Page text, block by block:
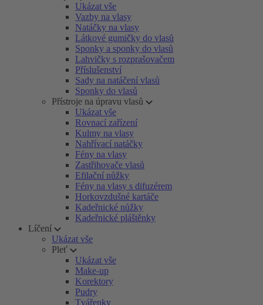
Ukázat vše
Vazby na vlasy
Natáčky na vlasy
Látkové gumičky do vlasů
Sponky a sponky do vlasů
Lahvičky s rozprašovačem
Příslušenství
Sady na natáčení vlasů
Sponky do vlasů
Přístroje na úpravu vlasů
Ukázat vše
Rovnací zařízení
Kulmy na vlasy
Nahřívací natáčky
Fény na vlasy
Zastřihovače vlasů
Efilační nůžky
Fény na vlasy s difuzérem
Horkovzdušné kartáče
Kadeřnické nůžky
Kadeřnické pláštěnky
Líčení
Ukázat vše
Pleť
Ukázat vše
Make-up
Korektory
Pudry
Tvářenky